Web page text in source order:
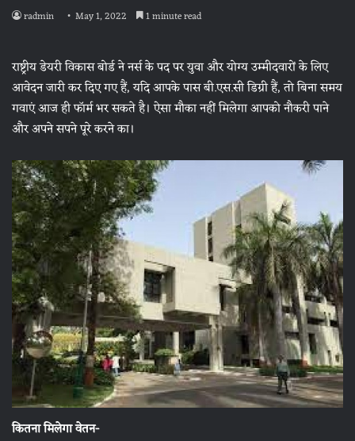
radmin May 1, 2022 1 minute read
राष्ट्रीय डेयरी विकास बोर्ड ने नर्स के पद पर युवा और योग्य उम्मीदवारों के लिए
आवेदन जारी कर दिए गए हैं, यदि आपके पास बी.एस.सी डिग्री हैं, तो बिना समय
गवाएं आज ही फॉर्म भर सकते है। ऐसा मौका नहीं मिलेगा आपको नौकरी पाने
और अपने सपने पूरे करने का।
कितना मिलेगा वेतन-